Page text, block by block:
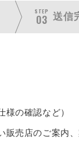
STEP
03 送信
様の確認など）
販売店のご案内